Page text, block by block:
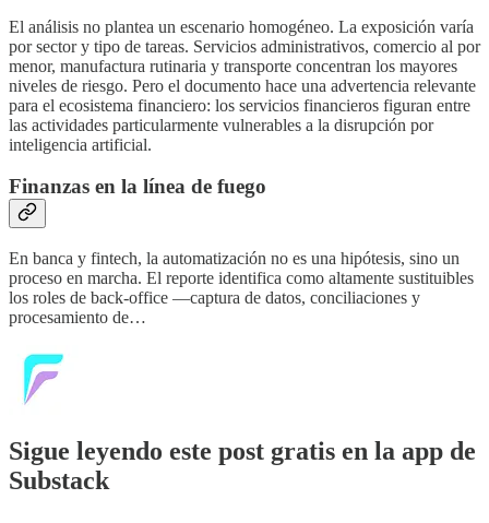
El análisis no plantea un escenario homogéneo. La exposición varía
por sector y tipo de tareas. Servicios administrativos, comercio al por
menor, manufactura rutinaria y transporte concentran los mayores
niveles de riesgo. Pero el documento hace una advertencia relevante
para el ecosistema financiero: los servicios financieros figuran entre
las actividades particularmente vulnerables a la disrupción por
inteligencia artificial.
Finanzas en la línea de fuego
En banca y fintech, la automatización no es una hipótesis, sino un
proceso en marcha. El reporte identifica como altamente sustituibles
los roles de back-office —captura de datos, conciliaciones y
procesamiento de…
Sigue leyendo este post gratis en la app de
Substack